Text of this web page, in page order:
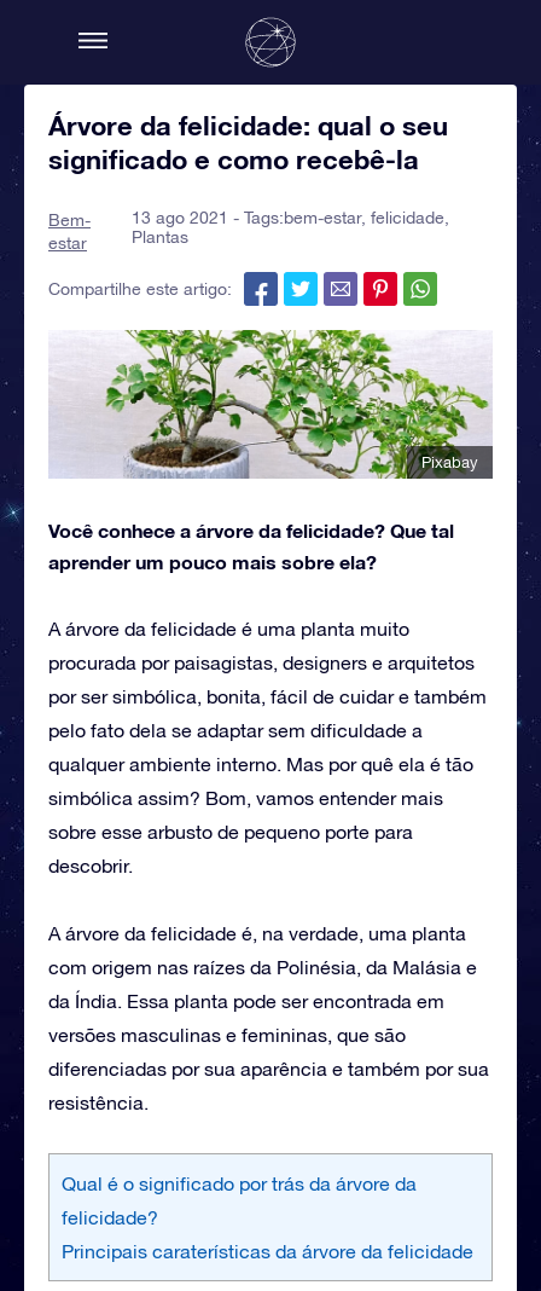
Árvore da felicidade: qual o seu
significado e como recebê-la
Bem-
estar
13 ago 2021 - Tags:bem-estar, felicidade
Plantas
Compartilhe este artigo:
Pixabay
Você conhece a árvore da felicidade? Que tal
aprender um pouco mais sobre ela?
A árvore da felicidade é uma planta muito
procurada por paisagistas, designers e arquitetos
por ser simbólica, bonita, fácil de cuidar e também
pelo fato dela se adaptar sem dificuldade a
qualquer ambiente interno. Mas por quê ela é tão
simbólica assim? Bom, vamos entender mais
sobre esse arbusto de pequeno porte para
descobrir.
A árvore da felicidade é, na verdade, uma planta
com origem nas raízes da Polinésia, da Malásia e
da Índia. Essa planta pode ser encontrada em
versões masculinas e femininas, que são
diferenciadas por sua aparência e também por sua
resistência.
Qual é o significado por trás da árvore da
felicidade?
Principais caraterísticas da árvore da felicidade